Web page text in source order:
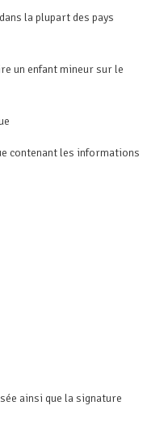
la plupart des pays
un enfant mineur sur le
contenant les informations
ainsi que la signature